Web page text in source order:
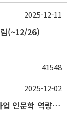
(~12/26)
41548
2025-12-11
(~12/5) 2025학년도 2학기 대학혁신지원사업 인문학 역량강화 국제학술대회 참가 경비 지원 안내(2차)
2025-12-02